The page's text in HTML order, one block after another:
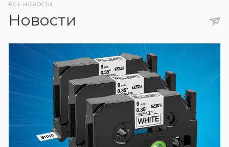
ВСЕ НОВОСТИ
Новости